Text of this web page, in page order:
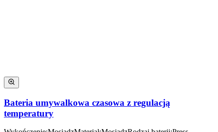
Bateria umywalkowa czasowa z regulacją
temperatury